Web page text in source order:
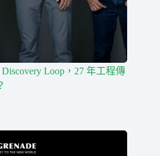
Loop，27 年工程傳